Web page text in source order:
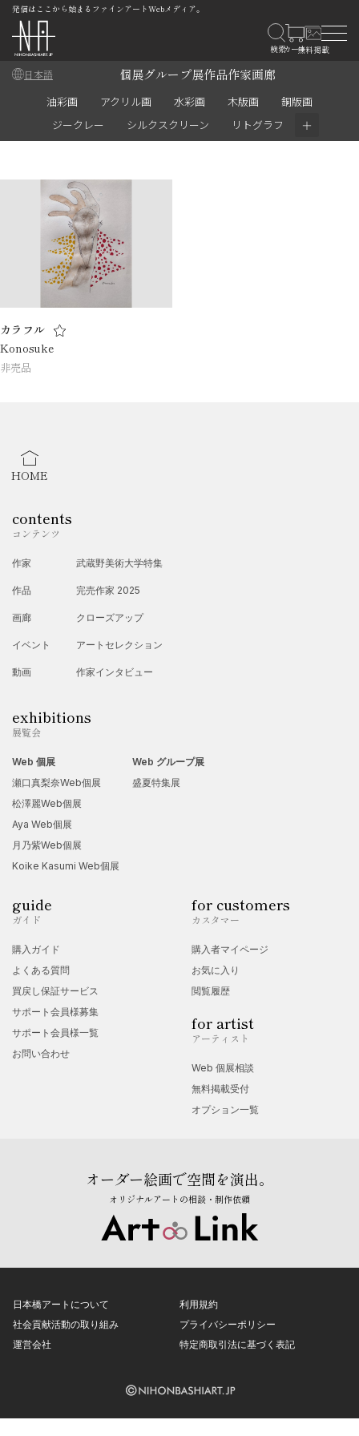
発信はここから始まるファインアートWebメディア。
日本語 個展グループ展作品作家画廊
油彩画 アクリル画 水彩画 木版画
銅版画
ジークレー
シルクスクリーン リトグラフ ＋
カラフル
Konosuke
非売品
HOME
contents
コンテンツ
作家
作品
画廊
イベント
動画
武蔵野美術大学特集
完売作家 2025
クローズアップ
アートセレクション
作家インタビュー
exhibitions
展覧会
Web 個展
瀬口真梨奈Web個展
松澤麗Web個展
Aya Web個展
月乃紫Web個展
Koike Kasumi Web個展
Web グループ展
盛夏特集展
guide
ガイド
購入ガイド
よくある質問
買戻し保証サービス
サポート会員様募集
サポート会員様一覧
お問い合わせ
for customers
カスタマー
購入者マイページ
お気に入り
閲覧履歴
for artist
アーティスト
Web 個展相談
無料掲載受付
オプション一覧
オーダー絵画で空間を演出。
オリジナルアートの相談・制作依頼
日本橋アートについて
社会貢献活動の取り組み
運営会社
利用規約
プライバシーポリシー
特定商取引法に基づく表記